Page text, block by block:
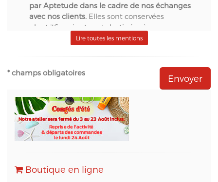
par Aptetude dans le cadre de nos échanges
avec nos clients. Elles sont conservées
pendant 36 mois et sont destinées à :
- S.A.S. Aptetude (www.france-signaletique.com)
récipiendaire des formulaires,
- Natural-net (www.natural-net.fr) en qualité
- Kiubi (www.kiubi.com) en qualité d'opérateur
technique du site web,
- OVH (www.ovh.com) en qualité d'hébergeur du
site web,
- Sarbacane (www.sarbacane.com) en tant que
Transactionnels (SMTP) et pour le Marketing
Automation.
Lire toutes les mentions
* champs obligatoires
Boutique en ligne